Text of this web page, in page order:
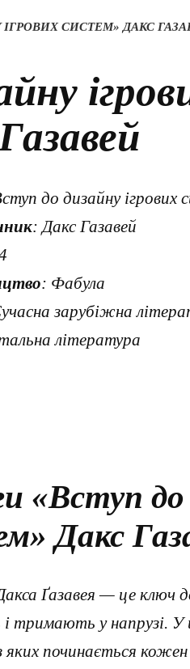
СИСТЕМ» ДАКС
до дизайну ігрових
: Дакс Газавей
: Фабула
зарубіжна
література
«Вступ до
Дакс
Ґазавея — це ключ
тримають у напрузі. У
починається кожен